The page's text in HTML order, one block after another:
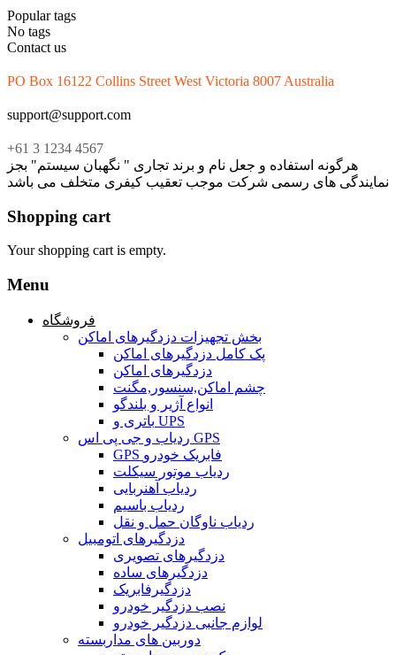
Popular tags
No tags
Contact us
PO Box 16122 Collins Street West Victoria 8007 Australia
support@support.com
+61 3 1234 4567
هرگونه استفاده و جعل نام و برند تجاری " نگهبان سیستم" بجز
نمایندگی های رسمی شرکت موجب تعقیب کیفری متخلف می باشد
Shopping cart
Your shopping cart is empty.
Menu
فروشگاه
بخش تجهیزات دزدگیرهای اماکن
پک کامل دزدگیرهای اماکن
دزدگیرهای اماکن
چشم اماکن,سنسور,مگنت
انواع آژیر و بلندگو
باتری و UPS
ردیاب و جی پی اس GPS
GPS فابریک خودرو
ردیاب موتور سیکلت
ردیاب آهنربایی
ردیاب باسیم
ردیاب ناوگان حمل و نقل
دزدگیرهای اتومبیل
دزدگیرهای تصویری
دزدگیرهای ساده
دزدگیرفابریک
نصب دزدگیر خودرو
لوازم جانبی دزدگیر خودرو
دوربین های مداربسته